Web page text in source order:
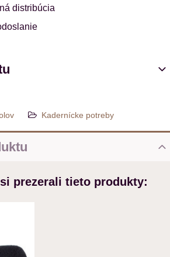
distribúcia
Kadernícke potreby
prezerali tieto produkty: